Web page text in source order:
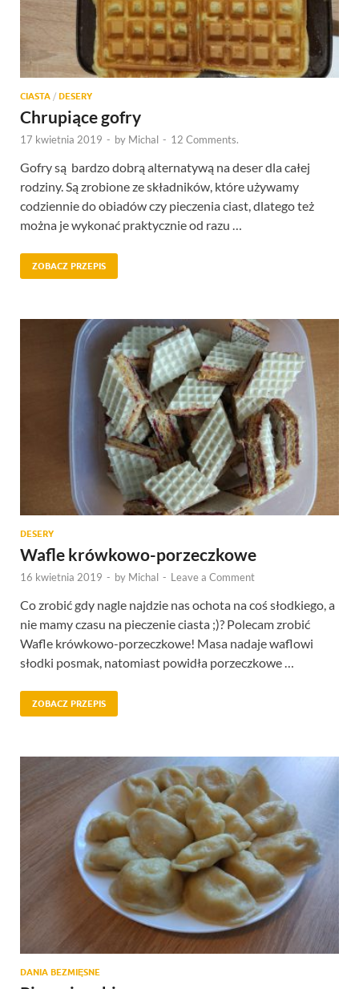
CIASTA / DESERY
Chrupiące gofry
17 kwietnia 2019 - by Michal - 12 Comments.
Gofry są bardzo dobrą alternatywą na deser dla całej
rodziny. Są zrobione ze składników, które używamy
codziennie do obiadów czy pieczenia ciast, dlatego też
można je wykonać praktycznie od razu …
ZOBACZ PRZEPIS
DESERY
Wafle krówkowo-porzeczkowe
16 kwietnia 2019 - by Michal - Leave a Comment
Co zrobić gdy nagle najdzie nas ochota na coś słodkiego, a
nie mamy czasu na pieczenie ciasta ;)? Polecam zrobić
Wafle krówkowo-porzeczkowe! Masa nadaje waflowi
słodki posmak, natomiast powidła porzeczkowe …
ZOBACZ PRZEPIS
DANIA BEZMIĘSNE